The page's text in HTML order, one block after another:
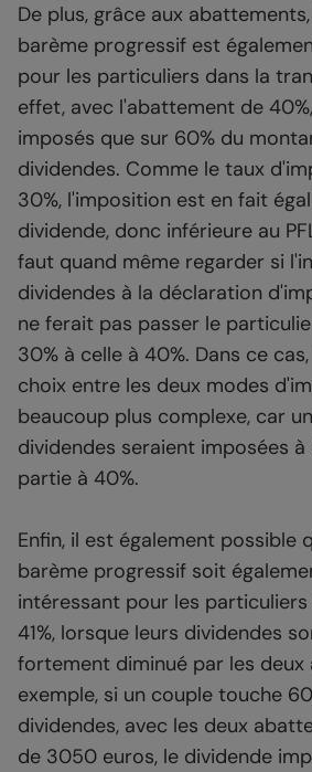
De plus, grâce aux
barème progressif est
pour les particuliers dans la
effet, avec l'abattement de
imposés que sur 60% du
dividendes. Comme le taux
30%, l'imposition est en fait égal
dividende, donc inférieure au
faut quand même regarder si
dividendes à la déclaration
ne ferait pas passer le
30% à celle à 40%. Dans ce
choix entre les deux modes
beaucoup plus complexe, car
dividendes seraient imposées
partie à 40%.
Enfin, il est également possible
barème progressif soit
intéressant pour les
41%, lorsque leurs dividendes
fortement diminué par les deux
exemple, si un couple touche
dividendes, avec les deux
de 3050 euros, le dividende